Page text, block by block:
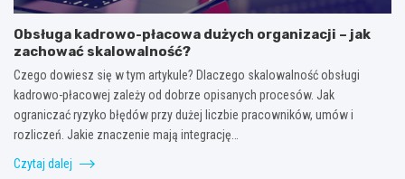
Obsługa kadrowo-płacowa dużych organizacji – jak
zachować skalowalność?
Czego dowiesz się w tym artykule? Dlaczego skalowalność obsługi
kadrowo-płacowej zależy od dobrze opisanych procesów. Jak
ograniczać ryzyko błędów przy dużej liczbie pracowników, umów i
rozliczeń. Jakie znaczenie mają integrację…
Czytaj dalej